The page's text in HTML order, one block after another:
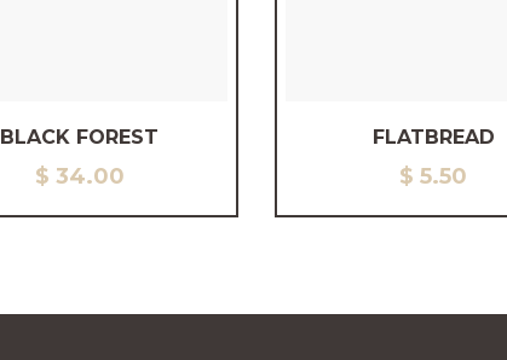
BLACK FOREST
$ 34.00
FLATBREAD
$ 5.50